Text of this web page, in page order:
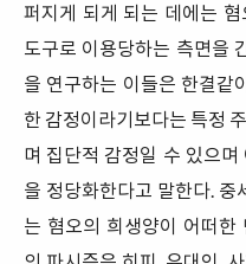
퍼지게 되게 되는 데에는
도구로 이용당하는 측면을
을 연구하는 이들은 한결같
한 감정이라기보다는 특정
며 집단적 감정일 수 있으며
을 정당화한다고 말한다. 중
는 혐오의 희생양이 어떠한